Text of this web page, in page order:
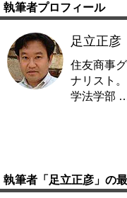
執筆者プロフィール
足立正彦
住友商事
ナリスト
学法学部
執筆者「足立正彦」の